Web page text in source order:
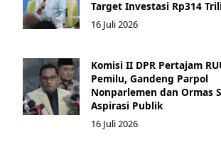
Target Investasi Rp314
16 Juli 2026
Komisi II DPR Pertajam
Pemilu, Gandeng Parpol
Nonparlemen dan Ormas
Aspirasi Publik
16 Juli 2026